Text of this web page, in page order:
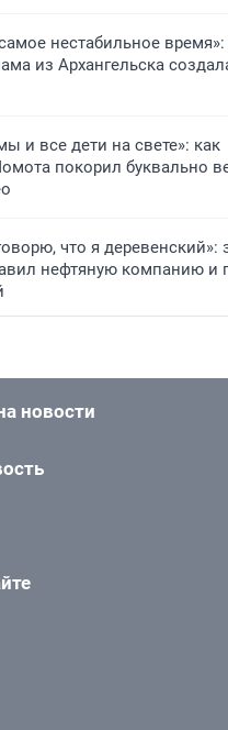
нестабильное время»:
из Архангельска
и все дети на свете»: как
покорил буквально
что я деревенский»:
нефтяную компанию и
новости